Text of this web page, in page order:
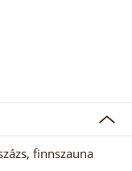
finnszauna